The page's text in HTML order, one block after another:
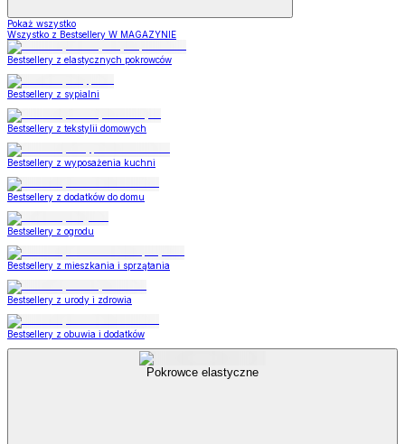
Pokaż wszystko
Wszystko z Bestsellery W MAGAZYNIE
Bestsellery z elastycznych pokrowców
Bestsellery z sypialni
Bestsellery z tekstylii domowych
Bestsellery z wyposażenia kuchni
Bestsellery z dodatków do domu
Bestsellery z ogrodu
Bestsellery z mieszkania i sprzątania
Bestsellery z urody i zdrowia
Bestsellery z obuwia i dodatków
Pokrowce elastyczne